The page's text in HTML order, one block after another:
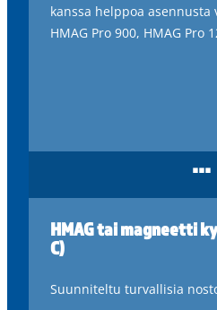
kanssa helppoa asennusta
HMAG Pro 900, HMAG Pro
...
HMAG tai magneetti
C)
Suunniteltu turvallisia